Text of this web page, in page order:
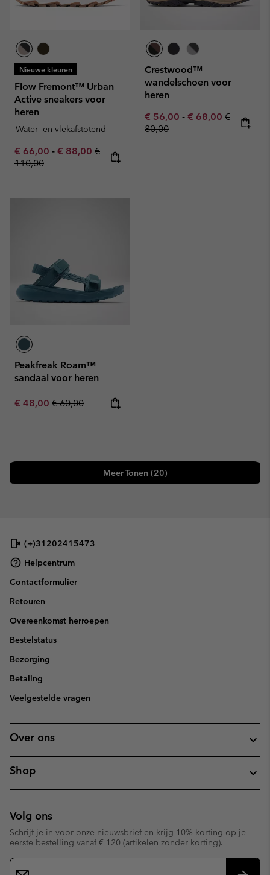
Nieuwe kleuren
Flow Fremont™ Urban
Active sneakers voor
heren
Water- en vlekafstotend
Minimum sale price:
€ 66,00 - Maximum sale price:
€ 88,00 Regular price:
€
110,00
Crestwood™
wandelschoen voor
heren
Minimum sale price:
€ 56,00 - Maximum sale
€ 68,00 Regular
€
80,00
Peakfreak Roam™
sandaal voor heren
Sale price:
€ 48,00 Regular price:
€ 60,00
Meer Tonen (20)
(+)31202415473
Helpcentrum
Contactformulier
Retouren
Overeenkomst herroepen
Bestelstatus
Bezorging
Betaling
Veelgestelde vragen
Over ons
Shop
Volg ons
Schrijf je in voor onze nieuwsbrief en krijg 10% korting op je
eerste bestelling vanaf € 120 (artikelen zonder korting).
Aanmelden